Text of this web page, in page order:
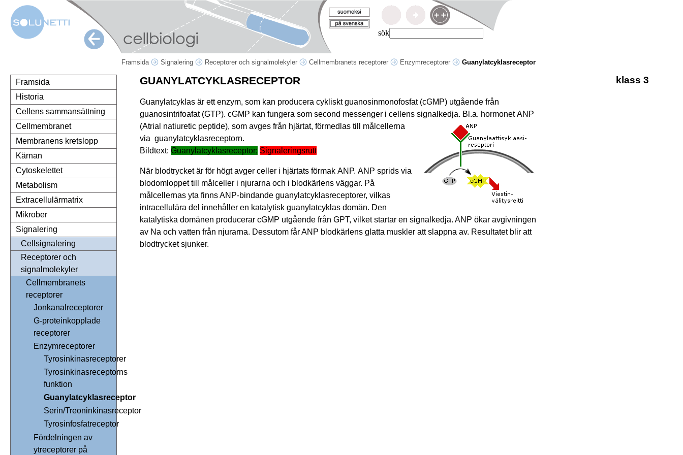
sök
Framsida Signalering Receptorer och signalmolekyler Cellmembranets receptorer Enzymreceptorer Guanylatcyklasreceptor
Framsida
Historia
Cellens sammansättning
Cellmembranet
Membranens kretslopp
Kärnan
Cytoskelettet
Metabolism
Extracellulärmatrix
Mikrober
Signalering
Cellsignalering
Receptorer och
signalmolekyler
Cellmembranets
receptorer
Jonkanalreceptorer
G-proteinkopplade
receptorer
Enzymreceptorer
Tyrosinkinasreceptorer
Tyrosinkinasreceptorns
funktion
Guanylatcyklasreceptor
Serin/Treoninkinasreceptor
Tyrosinfosfatreceptor
Fördelningen av
ytreceptorer på
klass 3
GUANYLATCYKLASRECEPTOR
Guanylatcyklas är ett enzym, som kan producera cykliskt guanosinmonofosfat (cGMP) utgående från
guanosintrifoafat (GTP). cGMP kan fungera som second messenger i cellens signalkedja. Bl.a. hormonetANP
(Atrial natiuretic peptide), som avges från hjärtat, förmedlas till målcellerna
via guanylatcyklasreceptorn.
Bildtext: Guanylatcyklasreceptor; Signaleringsrutt
När blodtrycket är för högt avger celler i hjärtats förmak ANP. ANP sprids via
blodomloppet till målceller i njurarna och i blodkärlens väggar. På
målcellernas yta finns ANP-bindande guanylatcyklasreceptorer, vilkas
intracellulära del innehåller en katalytisk guanylatcyklas domän. Den
katalytiska domänen producerar cGMP utgående från GPT, vilket startar en signalkedja. ANP ökar avgivningen
av Na och vatten från njurarna. Dessutom får ANP blodkärlens glatta muskler att slappna av. Resultatet blir att
blodtrycket sjunker.